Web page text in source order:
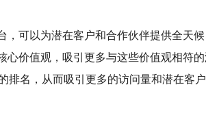
，可以为潜在客户和合作伙伴提供全天
心价值观，吸引更多与这些价值观相符
排名，从而吸引更多的访问量和潜在客户